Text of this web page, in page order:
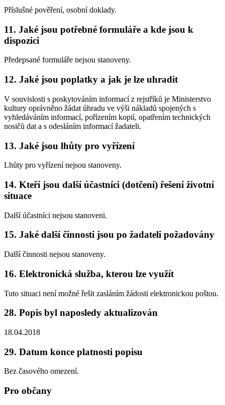
Příslušné pověření, osobní doklady.
11. Jaké jsou potřebné formuláře a kde jsou k
dispozici
Předepsané formuláře nejsou stanoveny.
12. Jaké jsou poplatky a jak je lze uhradit
V souvislosti s poskytováním informací z rejstříků je Ministerstvo
kultury oprávněno žádat úhradu ve výši nákladů spojených s
vyhledáváním informací, pořízením kopií, opatřením technických
nosičů dat a s odesláním informací žadateli.
13. Jaké jsou lhůty pro vyřízení
Lhůty pro vyřízení nejsou stanoveny.
14. Kteří jsou další účastníci (dotčení) řešení životní
situace
Další účastníci nejsou stanoveni.
15. Jaké další činnosti jsou po žadateli požadovány
Další činnosti nejsou stanoveny.
16. Elektronická služba, kterou lze využít
Tuto situaci není možné řešit zasláním žádosti elektronickou poštou.
28. Popis byl naposledy aktualizován
18.04.2018
29. Datum konce platnosti popisu
Bez časového omezení.
Pro občany